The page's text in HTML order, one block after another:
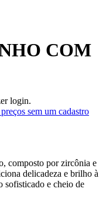
COM
login.
sem um cadastro
composto por zircônia e
delicadeza e brilho à
sofisticado e cheio de